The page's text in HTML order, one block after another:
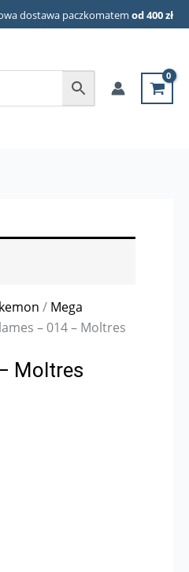
dostawa paczkomatem od 400 zł
/ Mega
– 014 – Moltres
Moltres